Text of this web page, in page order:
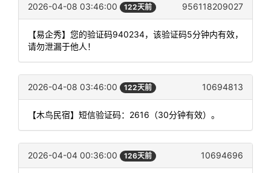
2026-04-08 03:46:00 122天前 956118209027
【易企秀】您的验证码940234，该验证码5分钟内有效，
请勿泄漏于他人！
2026-04-08 03:46:00 122天前 10694813
【木鸟民宿】短信验证码：2616（30分钟有效）。
2026-04-04 00:36:00 126天前 10694696